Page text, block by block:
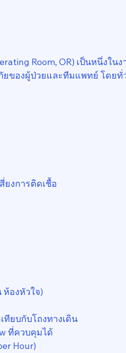
Room, OR) เป็นหนึ่งใน
ยของผู้ป่วยและทีมแพทย์ โดยทั่
ยงการติดเชื้อ
ห้องหัวใจ)
ทียบกับโถงทางเดิน
ที่ควบคุมได้
Hour)